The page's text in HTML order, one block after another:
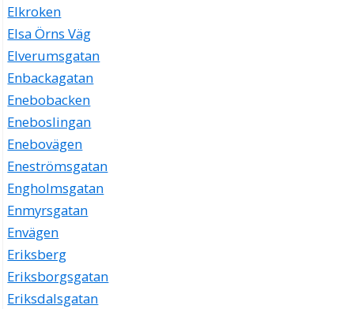
Elkroken
Elsa Örns Väg
Elverumsgatan
Enbackagatan
Enebobacken
Eneboslingan
Enebovägen
Eneströmsgatan
Engholmsgatan
Enmyrsgatan
Envägen
Eriksberg
Eriksborgsgatan
Eriksdalsgatan